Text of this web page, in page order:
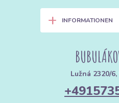
+ INFORMATIONEN
Lužná 2320/